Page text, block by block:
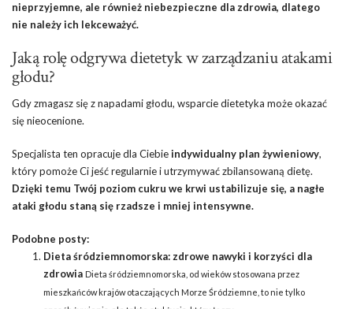
nieprzyjemne, ale również niebezpieczne dla zdrowia, dlatego
nie należy ich lekceważyć.
Jaką rolę odgrywa dietetyk w zarządzaniu atakami
głodu?
Gdy zmagasz się z napadami głodu, wsparcie dietetyka może okazać
się nieocenione.
Specjalista ten opracuje dla Ciebieindywidualny plan żywieniowy,
który pomoże Ci jeść regularnie i utrzymywać zbilansowaną dietę.
Dzięki temu Twój poziom cukru we krwi ustabilizuje się, a nagłe
ataki głodu staną się rzadsze i mniej intensywne.
Podobne posty:
Dieta śródziemnomorska: zdrowe nawyki i korzyści dla
zdrowia Dieta śródziemnomorska, od wieków stosowana przez
mieszkańców krajów otaczających Morze Śródziemne, to nie tylko